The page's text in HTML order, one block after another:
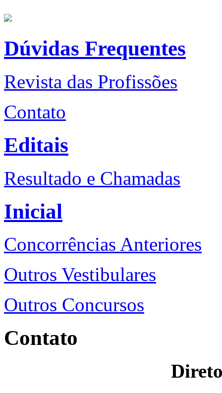
Dúvidas Frequentes
Revista das Profissões
Contato
Editais
Resultado e Chamadas
Inicial
Concorrências Anteriores
Outros Vestibulares
Outros Concursos
Contato